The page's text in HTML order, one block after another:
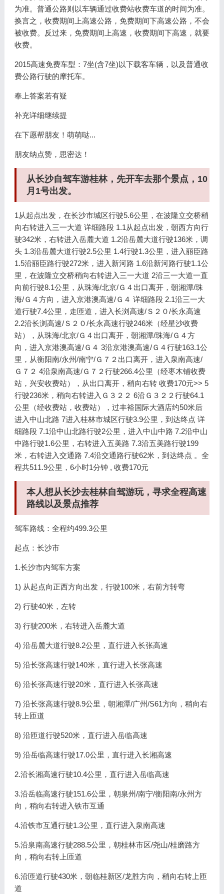
为准。普通公路则以车辆通过收费站收费车道的时间为准。
换言之，收费期间上高速公路，免费期间下高速公路，不会
被收费。反过来，免费期间上高速，收费期间下高速，就要
收费。
2015高速免费车型：7坐(含7坐)以下载客车辆，以及普通收
费公路行驶的摩托车。
奉上答案若有疑
补充详细继续提
在下愿帮朋友！萌萌哒...
朋友纳点赞，思密达！
从长沙自驾车游桂林，先开车去那个景点，10
月1号出发。
1从起点出发，在长沙市城区行驶5.6公里，在波隆立交桥稍
向右转进入三一大道 详细路段 1.1从起点出发，朝西方向行
驶342米，右转进入岳麓大道 1.2沿岳麓大道行驶136米，调
头 1.3沿岳麓大道行驶2.5公里 1.4行驶1.3公里，进入丽臣路
1.5沿丽臣路行驶272米，进入新河路 1.6沿新河路行驶1.1公
里，在波隆立交桥稍向右转进入三一大道 2沿三一大道一直
向前行驶8.1公里，从珠海/北京/Ｇ４出口离开，朝湘潭/珠
海/Ｇ４方向，进入京港澳高速/Ｇ４ 详细路段 2.1沿三一大
道行驶7.4公里，走匝道，进入长浏高速/Ｓ２０/长永高速
2.2沿长浏高速/Ｓ２０/长永高速行驶246米（经星沙收费
站），从珠海/北京/Ｇ４出口离开，朝湘潭/珠海/Ｇ４方
向，进入京港澳高速/Ｇ４ 3沿京港澳高速/Ｇ４行驶163.1公
里，从衡阳南/永州/南宁/Ｇ７２出口离开，进入泉南高速/
Ｇ７２ 4沿泉南高速/Ｇ７２行驶266.4公里（经枣木铺收费
站，兴安收费站），从出口离开，稍向右转 收费170元>> 5
行驶236米，稍向右转进入Ｇ３２２ 6沿Ｇ３２２行驶64.1
公里（经收费站，收费站），过丰裕国际大酒店约50米后
进入中山北路 7进入桂林市城区行驶3.9公里，到达终点 详
细路段 7.1沿中山北路行驶2公里，进入中山中路 7.2沿中山
中路行驶1.6公里，右转进入五美路 7.3沿五美路行驶199
米，右转进入交通路 7.4沿交通路行驶62米，到达终点 。全
程共511.9公里，6小时1分钟 , 收费170元
本人想从长沙去桂林自驾游玩，寻求全程高速
路线以及景点推荐
驾车路线：全程约499.3公里
起点：长沙市
1.长沙市内驾车方案
1) 从起点向正西方向出发，行驶100米，右前方转弯
2) 行驶40米，左转
3) 行驶200米，右转进入岳麓大道
4) 沿岳麓大道行驶8.2公里，直行进入长张高速
5) 沿长张高速行驶140米，直行进入长张高速
6) 沿长张高速行驶20米，直行进入长张高速
7) 沿长张高速行驶8.9公里，朝湘潭/广州/S61方向，稍向右
转上匝道
8) 沿匝道行驶520米，直行进入岳临高速
9) 沿岳临高速行驶17.0公里，直行进入长湘高速
2.沿长湘高速行驶10.4公里，直行进入岳临高速
3.沿岳临高速行驶151.6公里，朝泉州/南宁/衡阳南/永州方
向，稍向右转进入铁市互通
4.沿铁市互通行驶1.3公里，直行进入泉南高速
5.沿泉南高速行驶288.5公里，朝桂林市区/尧山/桂磨路方
向，稍向右转上匝道
6.沿匝道行驶430米，朝临桂新区/龙胜方向，稍向右转上匝
道